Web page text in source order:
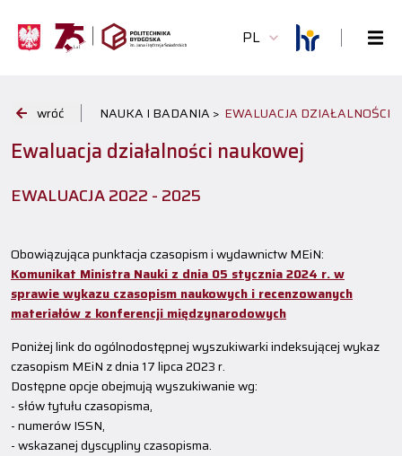
PL
wróć NAUKA I BADANIA > EWALUACJA DZIAŁALNOŚCI
Ewaluacja działalności naukowej
EWALUACJA 2022 - 2025
Obowiązująca punktacja czasopism i wydawnictw MEiN:
Komunikat Ministra Nauki z dnia 05 stycznia 2024 r. w
sprawie wykazu czasopism naukowych i recenzowanych
materiałów z konferencji międzynarodowych
Poniżej link do ogólnodostępnej wyszukiwarki indeksującej wykaz
czasopism MEiN z dnia 17 lipca 2023 r.
Dostępne opcje obejmują wyszukiwanie wg:
- słów tytułu czasopisma,
- numerów ISSN,
- wskazanej dyscypliny czasopisma.